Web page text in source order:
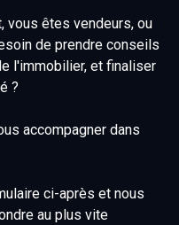
vous êtes vendeurs, ou
de prendre conseils
l'immobilier, et finaliser
?
accompagner dans
ci-après et nous
au plus vite